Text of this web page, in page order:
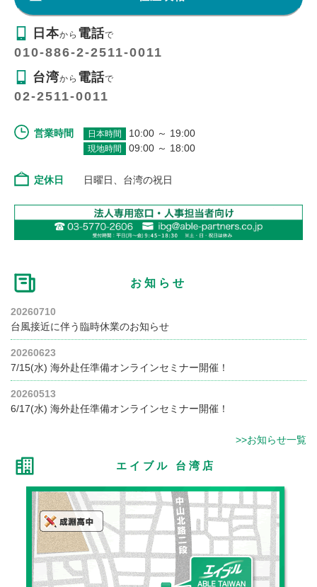
日本から 電話で
010-886-2-2511-0011
台湾から 電話で
02-2511-0011
営業時間 日本時間 10:00 ～ 19:00
現地時間 09:00 ～ 18:00
定休日 日曜日、台湾の祝日
お知らせ
20260710
台風接近に伴う臨時休業のお知らせ
20260623
7/15(水) 海外赴任準備オンラインセミナー開催！
20260513
6/17(水) 海外赴任準備オンラインセミナー開催！
>>お知らせ一覧
エイブル 台湾店